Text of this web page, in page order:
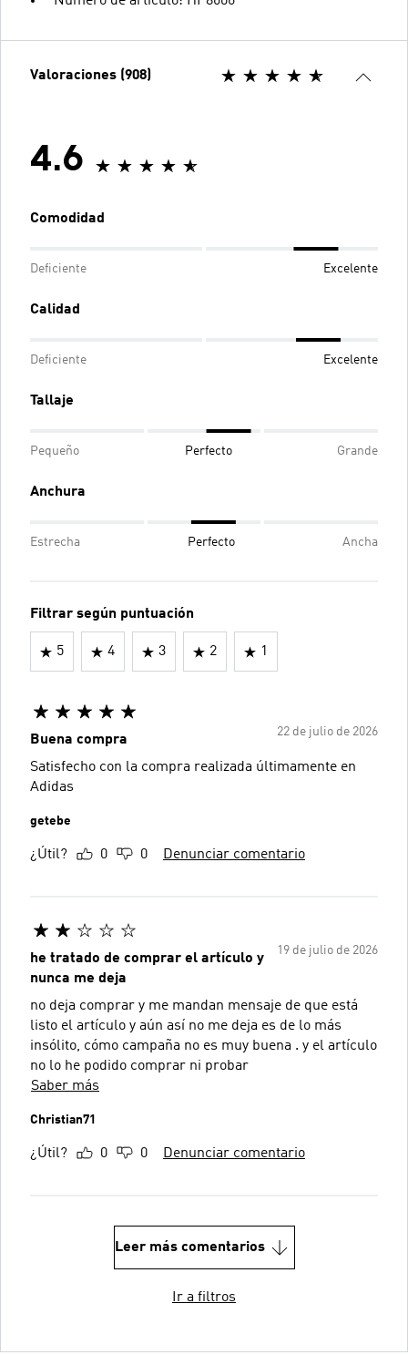
Valoraciones (908)
4.6
Comodidad
Deficiente Excelente
Calidad
Deficiente Excelente
Tallaje
Pequeño Perfecto Grande
Anchura
Estrecha Perfecto Ancha
Filtrar según puntuación
5 4 3 2 1
22 de julio de 2026
Buena compra
Satisfecho con la compra realizada últimamente en
Adidas
getebe
¿Útil? 0 0 Denunciar comentario
19 de julio de 2026
he tratado de comprar el artículo y
nunca me deja
no deja comprar y me mandan mensaje de que está
listo el artículo y aún así no me deja es de lo más
insólito, cómo campaña no es muy buena . y el artículo
no lo he podido comprar ni probar
Saber más
Christian71
¿Útil? 0 0 Denunciar comentario
Leer más comentarios
Ir a filtros